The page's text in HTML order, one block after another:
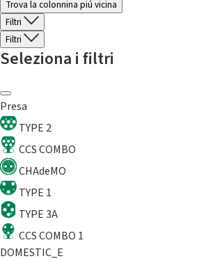
Trova la colonnina piú vicina
Filtri
Filtri
Seleziona i filtri
Presa
TYPE 2
CCS COMBO
CHAdeMO
TYPE 1
TYPE 3A
CCS COMBO 1
DOMESTIC_E